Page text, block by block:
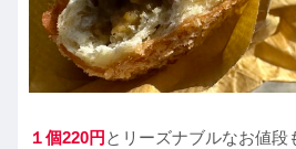
１個220円 とリーズナブルなお値段